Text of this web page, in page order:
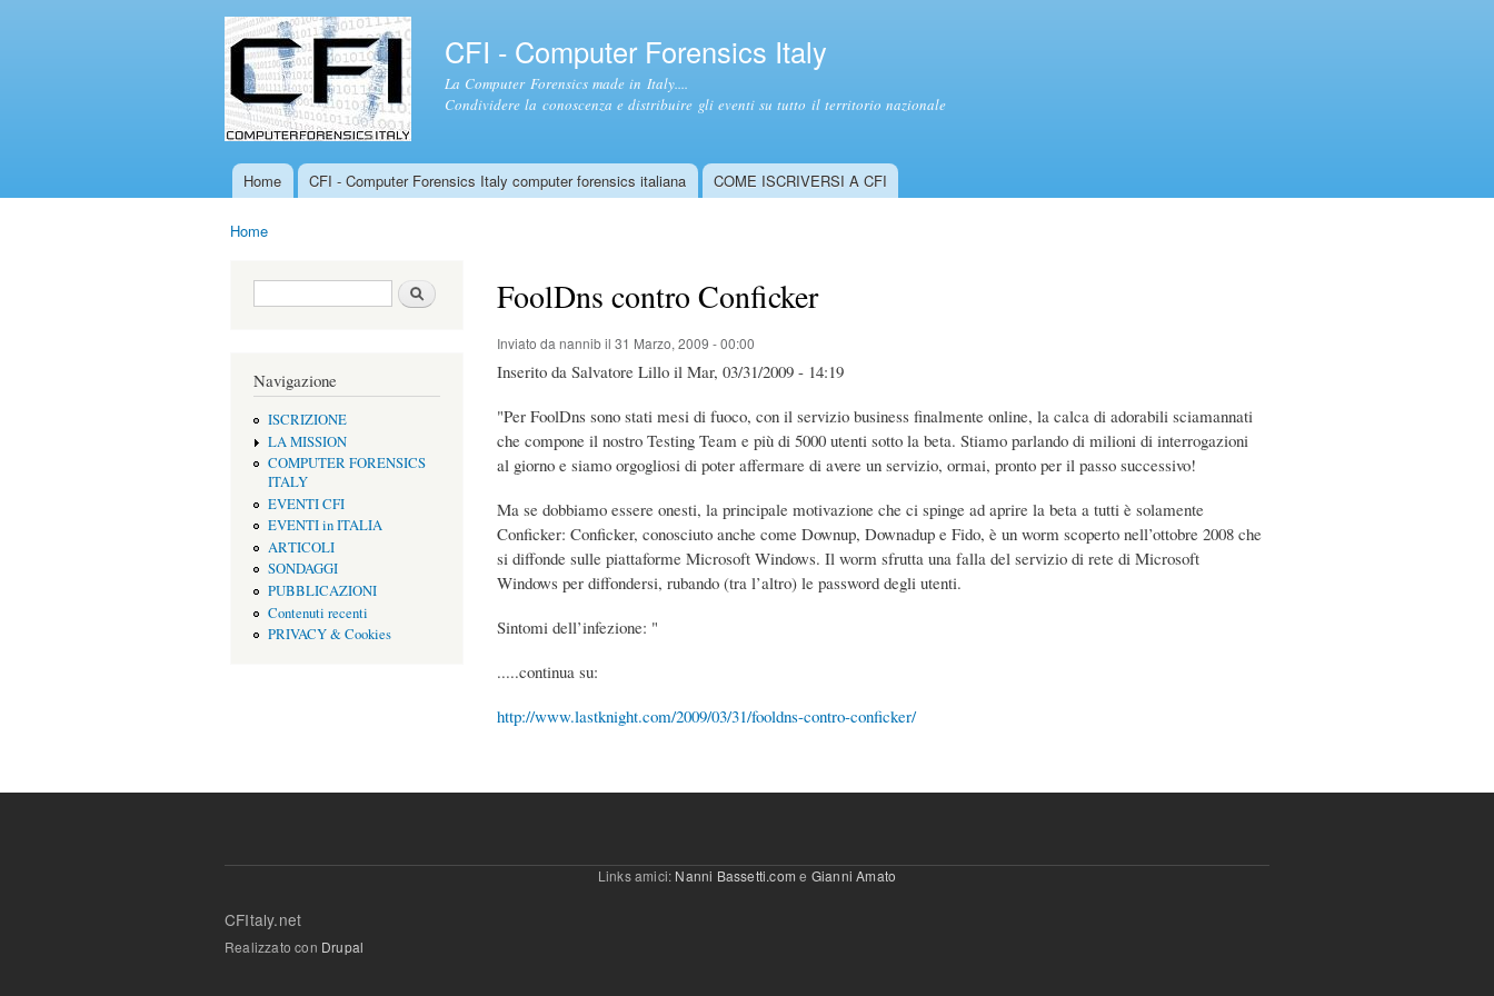
principale
CFI - Computer Forensics Italy
La Computer Forensics made in Italy....
Condividere la conoscenza e distribuire gli eventi su tutto il territorio nazionale
Menu principale
Home CFI - Computer Forensics Italy computer forensics italiana COME ISCRIVERSI A CFI
Home
Form di ricerca Cerca
Navigazione
ISCRIZIONE
LA MISSION
COMPUTER FORENSICS
ITALY
EVENTI CFI
EVENTI in ITALIA
ARTICOLI
SONDAGGI
PUBBLICAZIONI
Contenuti recenti
PRIVACY & Cookies
FoolDns contro Conficker
Inviato da nannibil 31 Marzo, 2009 - 00:00
Inserito da Salvatore Lillo il Mar, 03/31/2009 - 14:19
"Per FoolDns sono stati mesi di fuoco, con il servizio business finalmente online, la calca di adorabili sciamannati
che compone il nostro Testing Team e più di 5000 utenti sotto la beta. Stiamo parlando di milioni di interrogazioni
al giorno e siamo orgogliosi di poter affermare di avere un servizio, ormai, pronto per il passo successivo!
Ma se dobbiamo essere onesti, la principale motivazione che ci spinge ad aprire la beta a tutti è solamente
Conficker: Conficker, conosciuto anche come Downup, Downadup e Fido, è un worm scoperto nell’ottobre 2008 che
si diffonde sulle piattaforme Microsoft Windows. Il worm sfrutta una falla del servizio di rete di Microsoft
Windows per diffondersi, rubando (tra l’altro) le password degli utenti.
Sintomi dell’infezione: "
.....continua su:
http://www.lastknight.com/2009/03/31/fooldns-contro-conficker/
Links amici: Nanni Bassetti.com e Gianni Amato
CFItaly.net
Realizzato con Drupal